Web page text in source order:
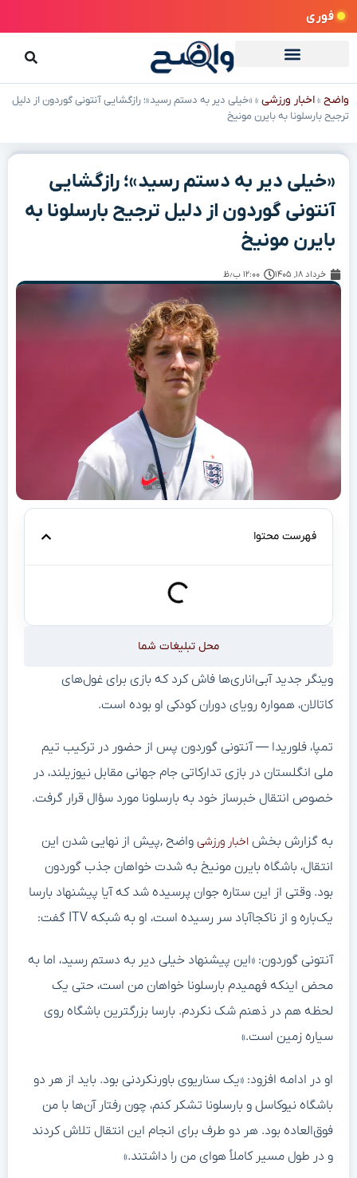
فوری
واضح »اخبار ورزشی » «خیلی دیر به دستم رسید»؛ رازگشایی آنتونی گوردون از دلیل
ترجیح بارسلونا به بایرن مونیخ
«خیلی دیر به دستم رسید»؛ رازگشایی
آنتونی گوردون از دلیل ترجیح بارسلونا به
بایرن مونیخ
خرداد ۱۸, ۱۴۰۵ ۱۲:۰۰ ب٫ظ
فهرست محتوا
محل تبلیغات شما
وینگر جدید آبی‌اناری‌ها فاش کرد که بازی برای غول‌های
کاتالان، همواره رویای دوران کودکی او بوده است.
تمپا، فلوریدا — آنتونی گوردون پس از حضور در ترکیب تیم
ملی انگلستان در بازی تدارکاتی جام جهانی مقابل نیوزیلند، در
خصوص انتقال خبرساز خود به بارسلونا مورد سؤال قرار گرفت.
به گزارش بخش اخبار ورزشی واضح ,پیش از نهایی شدن این
انتقال، باشگاه بایرن مونیخ به شدت خواهان جذب گوردون
بود. وقتی از این ستاره جوان پرسیده شد که آیا پیشنهاد بارسا
یک‌باره و از ناکجاآباد سر رسیده است، او به شبکه ITV گفت:
آنتونی گوردون: «این پیشنهاد خیلی دیر به دستم رسید، اما به
محض اینکه فهمیدم بارسلونا خواهان من است، حتی یک
لحظه هم در ذهنم شک نکردم. بارسا بزرگترین باشگاه روی
سیاره زمین است.»
او در ادامه افزود: «یک سناریوی باورنکردنی بود. باید از هر دو
باشگاه نیوکاسل و بارسلونا تشکر کنم، چون رفتار آن‌ها با من
فوق‌العاده بود. هر دو طرف برای انجام این انتقال تلاش کردند
و در طول مسیر کاملاً هوای من را داشتند.»